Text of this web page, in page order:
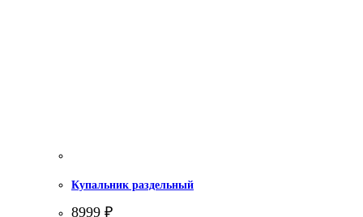
Купальник раздельный
8999 ₽